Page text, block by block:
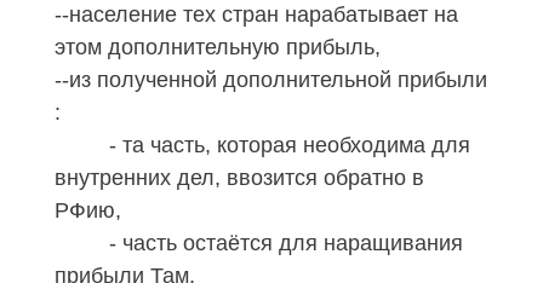
--население тех стран нарабатывает на
этом дополнительную прибыль,
--из полученной дополнительной прибыли
:
- та часть, которая необходима для
внутренних дел, ввозится обратно в
РФию,
- часть остаётся для наращивания
прибыли Там,